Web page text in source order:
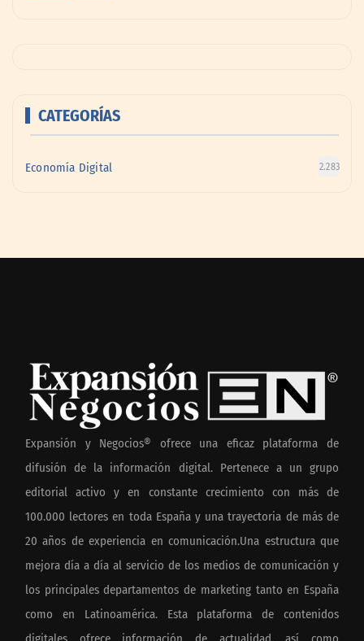
CATEGORÍAS
Economía Digital 2.283
Expansión y Negocios® ofrece una eficaz plataforma de
difusión de la información digital. Pertenece a un grupo
editorial activo y en constante crecimiento con más de
100.000 lectores en toda España y una trayectoria de más de
20 años de experiencia en comunicación.Una estructura que
mejora día a día al servicio de los medios de comunicación y
los principales departamentos de marketing tanto en España
como en Latinoamérica. Esta plataforma de contenidos